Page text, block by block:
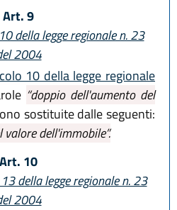
Art. 9
della legge regionale n. 23
2004
10 della legge regionale
“doppio dell'aumento del
sostituite dalle seguenti:
dell'immobile”.
Art. 10
della legge regionale n. 23
2004